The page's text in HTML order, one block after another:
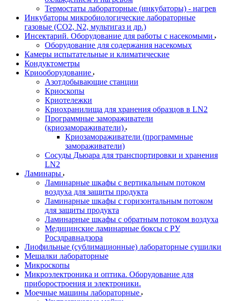
Термостаты лабораторные (инкубаторы) - нагрев
Инкубаторы микробиологические лабораторные
газовые (CO2, N2, мультигаз и др.)
Инсектарий. Оборудование для работы с насекомыми
Оборудование для содержания насекомых
Камеры испытательные и климатические
Кондуктометры
Криооборудование
Азотдобывающие станции
Криоскопы
Криотележки
Криохранилища для хранения образцов в LN2
Программные замораживатели
(криозамораживатели)
Криозамораживатели (программные
замораживатели)
Сосуды Дьюара для транспортировки и хранения
LN2
Ламинары
Ламинарные шкафы с вертикальным потоком
воздуха для защиты продукта
Ламинарные шкафы с горизонтальным потоком
для защиты продукта
Ламинарные шкафы с обратным потоком воздуха
Медицинские ламинарные боксы с РУ
Росздравнадзора
Лиофильные (сублимационные) лабораторные сушилки
Мешалки лабораторные
Микроскопы
Микроэлектроника и оптика. Оборудование для
приборостроения и электроники.
Моечные машины лабораторные